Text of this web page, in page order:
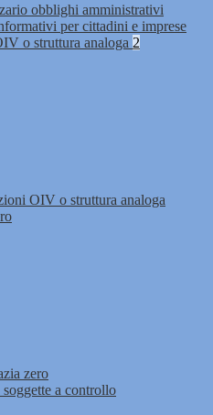
obblighi amministrativi
per cittadini e imprese
o struttura analoga 2
OIV o struttura analoga
zero
a controllo